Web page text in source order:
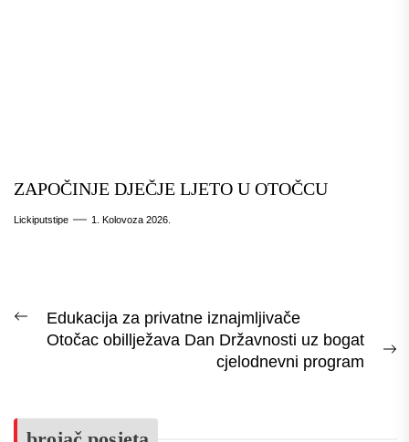
ZAPOČINJE DJEČJE LJETO U OTOČCU
Lickiputstipe 1. Kolovoza 2026.
Navigacija
objava
Previous
post:
Edukacija za privatne iznajmljivače
Otočac obillježava Dan Državnosti uz bogat
cjelodnevni program